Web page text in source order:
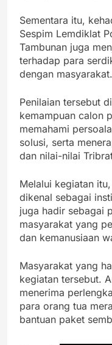
Sementara itu,
Sespim Lemdiklat
Tambunan juga
terhadap para
dengan masyarakat.
Penilaian tersebut
kemampuan calon
memahami
solusi, serta
dan nilai-nilai
Melalui kegiatan
dikenal sebagai
juga hadir sebagai
masyarakat yang
dan kemanusiaan
Masyarakat yang
kegiatan tersebut.
menerima
para orang tua
bantuan paket